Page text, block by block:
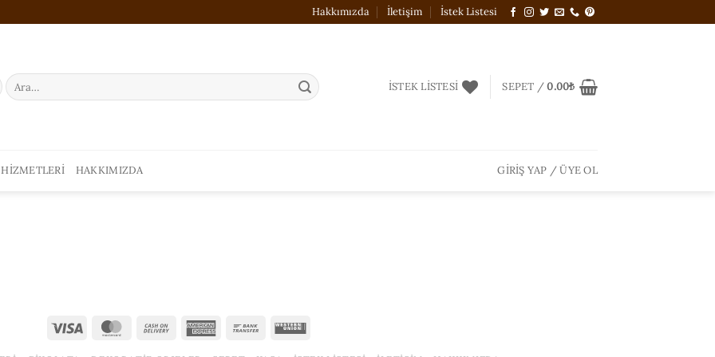
Hakkımızda İletişim İstek Listesi
Ara: İSTEK LISTESI SEPET /0.00₺
HAKKIMIZDA GIRIŞ YAP / ÜYE OL
Visa MasterCardCash
American Bank
Western